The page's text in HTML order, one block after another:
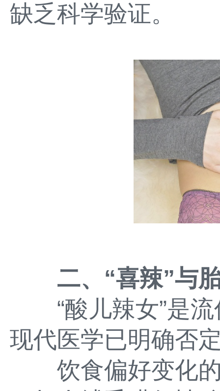
缺乏科学验证。
二、“喜辣”与
“酸儿辣女”是流
现代医学已明确否
饮食偏好变化的